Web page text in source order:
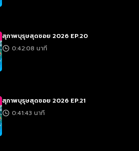
สุภาพบุรุษสุดซอย 2026 EP.20
0:42:08 นาที
สุภาพบุรุษสุดซอย 2026 EP.21
0:41:43 นาที